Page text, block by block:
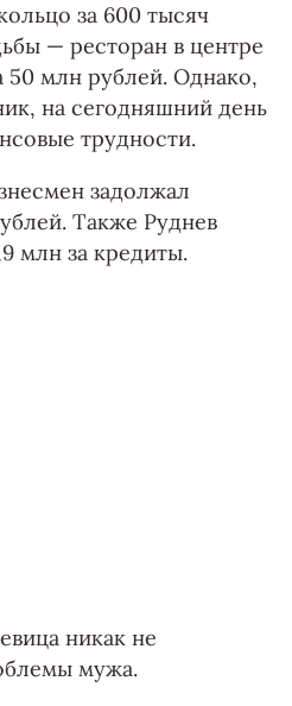
за 600 тысяч
— ресторан в центре
50 млн рублей. Однако,
на сегодняшний день
трудности.
задолжал
Также Руднев
млн за кредиты.
никак не
мужа.